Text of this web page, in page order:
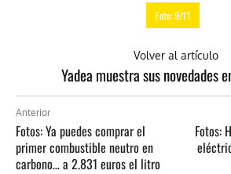
Foto: 9/11
Volver al artículo
Yadea muestra sus novedades
Anterior
Fotos: Ya puedes comprar el
primer combustible neutro en
carbono… a 2.831 euros el litro
Fotos: